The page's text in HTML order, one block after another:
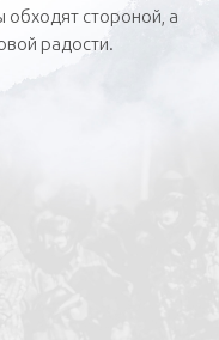
обходят стороной, а
радости.